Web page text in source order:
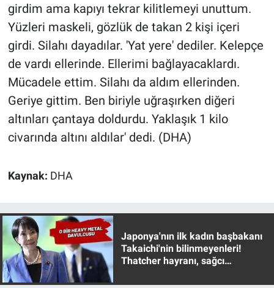
girdim ama kapıyı tekrar kilitlemeyi unuttum.
Yüzleri maskeli, gözlük de takan 2 kişi içeri
girdi. Silahı dayadılar. 'Yat yere' dediler. Kelepçe
de vardı ellerinde. Ellerimi bağlayacaklardı.
Mücadele ettim. Silahı da aldım ellerinden.
Geriye gittim. Ben biriyle uğraşırken diğeri
altınları çantaya doldurdu. Yaklaşık 1 kilo
civarında altını aldılar' dedi. (DHA)
Kaynak: DHA
Japonya'nın ilk kadın başbakanı
Takaichi'nin bilinmeyenleri!
Thatcher hayranı, sağcı
Yerel Yaşam
Canlı Yayın